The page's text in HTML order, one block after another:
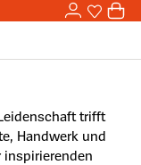
0
trifft
Handwerk und
inspirierenden